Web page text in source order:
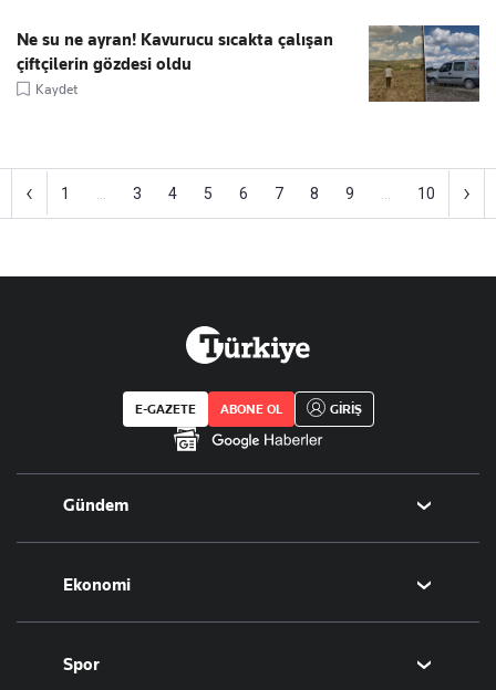
Ne su ne ayran! Kavurucu sıcakta çalışan
çiftçilerin gözdesi oldu
Kaydet
‹ 1 3 4 5 6 7 8 9 10 ›
E-GAZETE ABONE OL GİRİŞ
Gündem
Politika
Eğitim
Ekonomi
Borsa
Altın
Spor